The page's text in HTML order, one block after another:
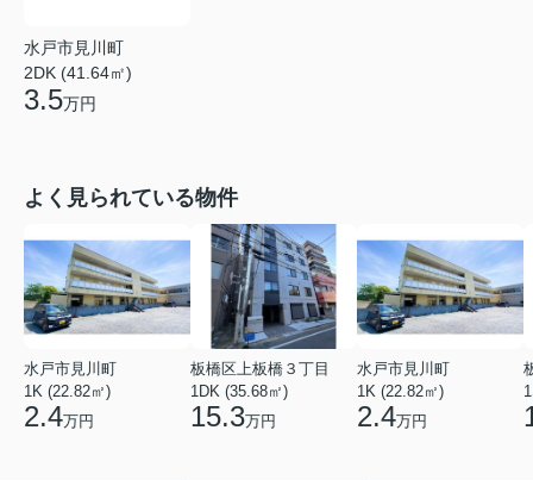
水戸市見川町
2DK (41.64㎡)
3.5万円
よく見られている物件
水戸市見川町
1K (22.82㎡)
2.4万円
板橋区上板橋３丁目
1DK (35.68㎡)
15.3万円
水戸市見川町
1K (22.82㎡)
2.4万円